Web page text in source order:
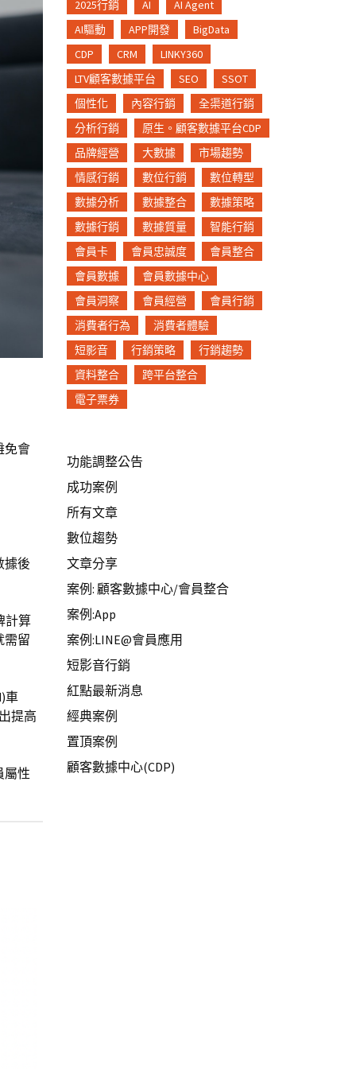
免會
據後
計算
需留
車
提高
屬性
2025行銷 AI
AI Agent
AI驅動
APP開發
BigData
CDP
CRM
LINKY360
LTV顧客數據平台
SEO
SSOT
個性化
內容行銷
全渠道行銷
分析行銷
原生。顧客數據平台CDP
品牌經營
大數據
市場趨勢
情感行銷
數位行銷
數位轉型
數據分析
數據整合
數據策略
數據行銷
數據質量
智能行銷
會員卡
會員忠誠度
會員整合
會員數據
會員數據中心
會員洞察
會員經營
會員行銷
消費者行為
消費者體驗
短影音
行銷策略
行銷趨勢
資料整合
跨平台整合
電子票券
功能調整公告
成功案例
所有文章
數位趨勢
文章分享
案例: 顧客數據中心/會員整合
案例:App
案例:LINE@會員應用
短影音行銷
紅點最新消息
經典案例
置頂案例
顧客數據中心(CDP)